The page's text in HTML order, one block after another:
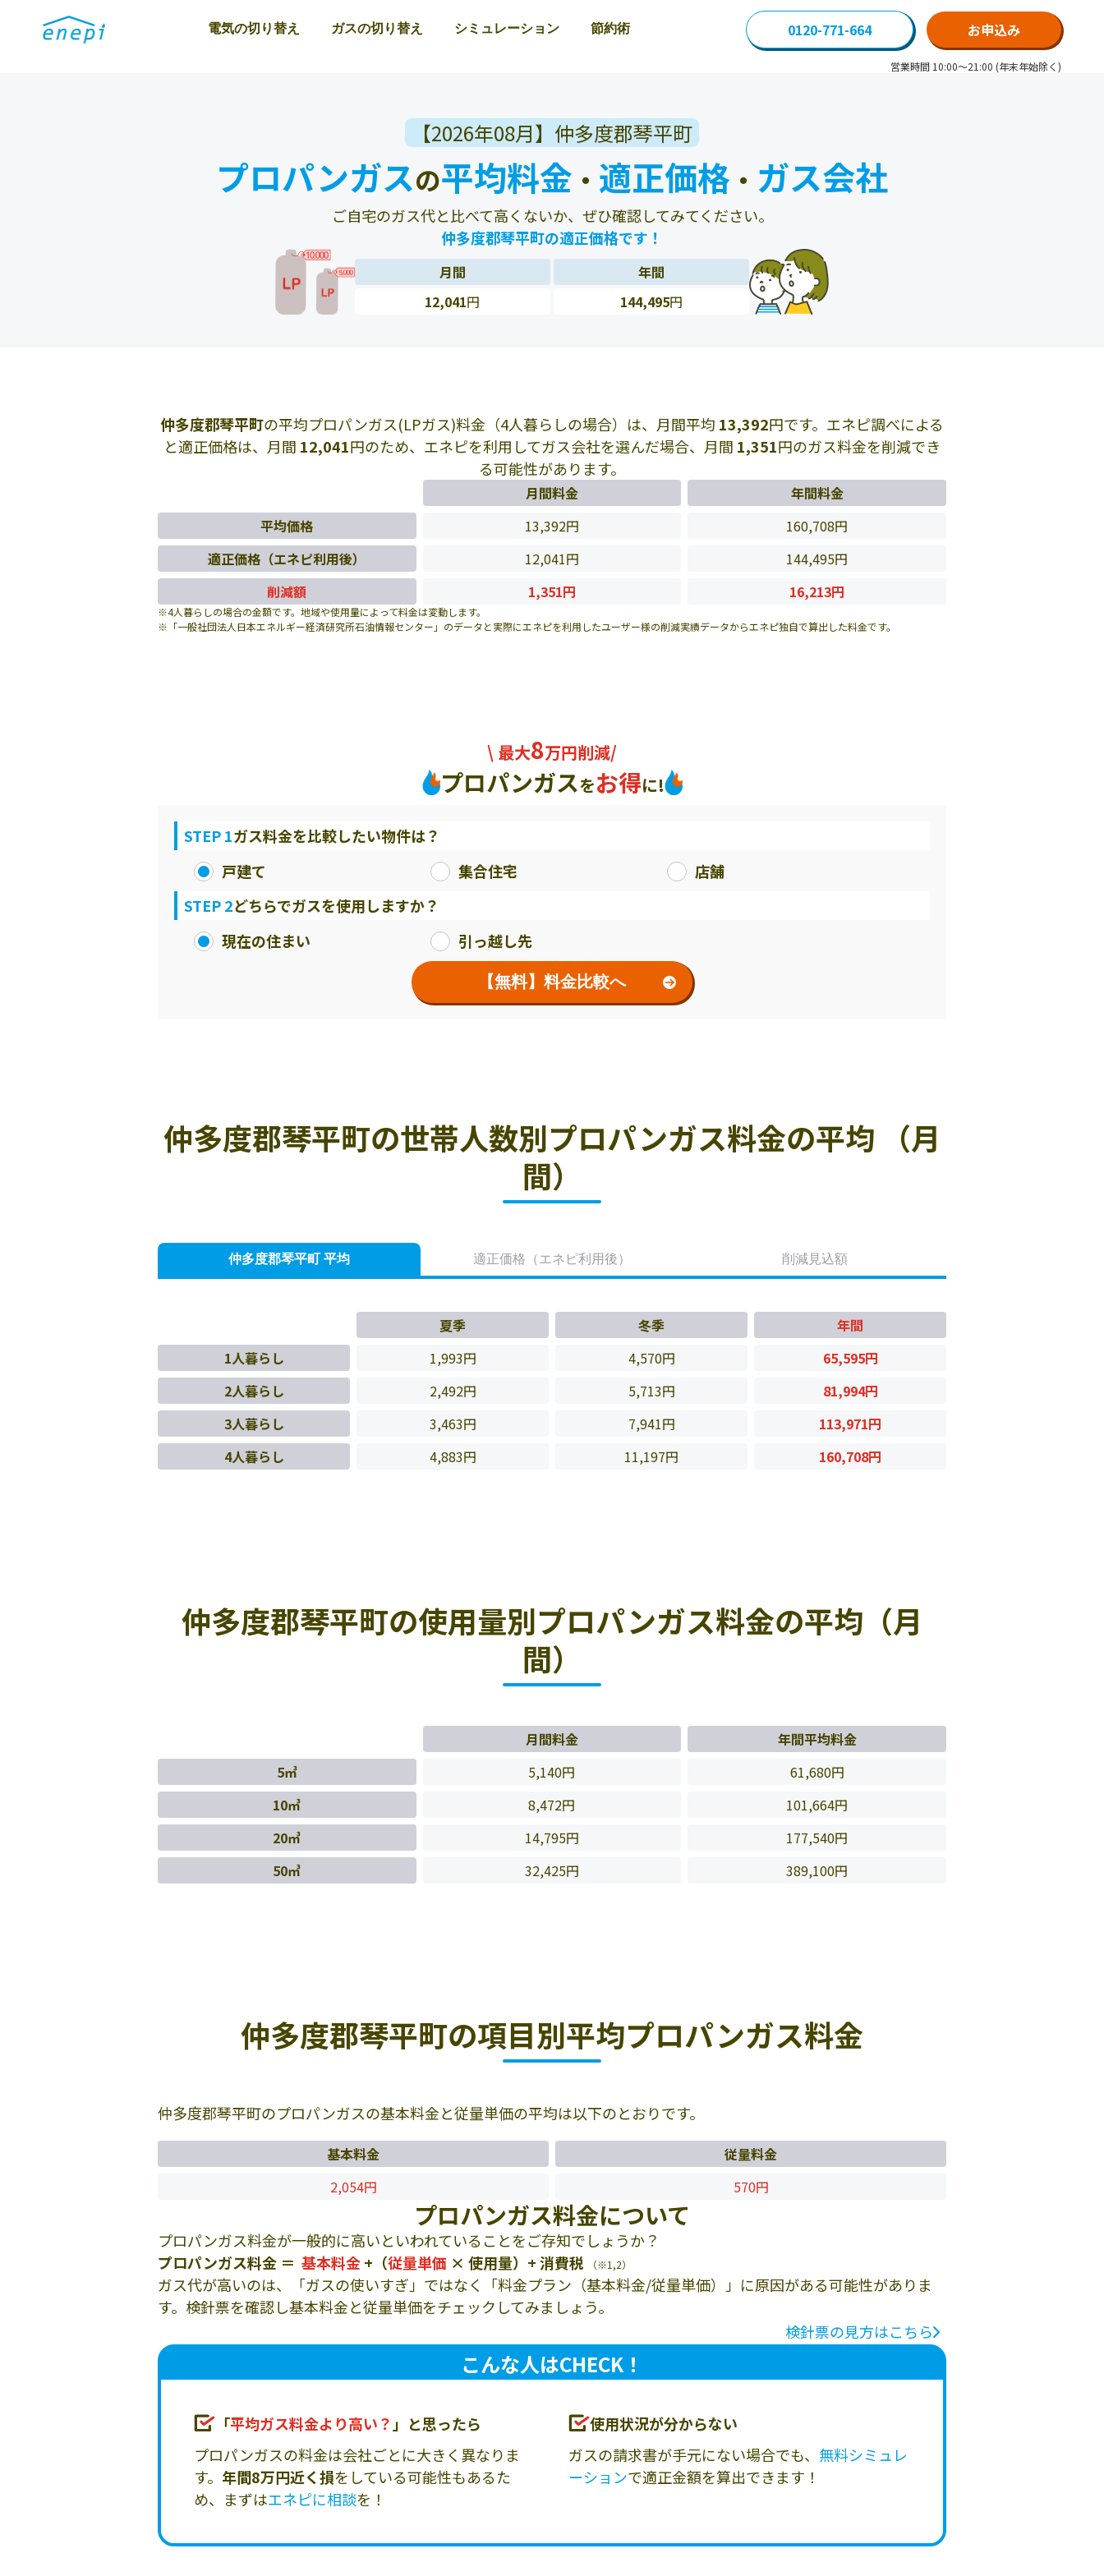
電気の切り替え ガスの切り替え シミュレーション 節約術 0120-771-664 お申込み
営業時間 10:00～21:00 (年末年始除く)
【2026年08月】仲多度郡琴平町
プロパンガスの平均料金 ・ 適正価格 ・ ガス会社
ご自宅のガス代と比べて高くないか、ぜひ確認してみてください。
仲多度郡琴平町の適正価格です！
月間
年間
12,041円 144,495円
仲多度郡琴平町の平均プロパンガス(LPガス)料金（4人暮らしの場合）は、月間平均 13,392円です。エネピ調べによる
と適正価格は、月間 12,041円のため、エネピを利用してガス会社を選んだ場合、月間 1,351円のガス料金を削減でき
る可能性があります。
月間料金
年間料金
平均価格
13,392円
160,708円
適正価格（エネピ利用後）
12,041円
144,495円
削減額
1,351円 16,213円
※4人暮らしの場合の金額です。地域や使用量によって料金は変動します。
※「一般社団法人日本エネルギー経済研究所石油情報センター」のデータと実際にエネピを利用したユーザー様の削減実績データからエネピ独自で算出した料金です。
\ 最大8万円削減/
プロパンガスをお得に!
STEP 1ガス料金を比較したい物件は？
戸建て
集合住宅
店舗
STEP 2どちらでガスを使用しますか？
現在の住まい
引っ越し先
【無料】料金比較へ
仲多度郡琴平町の世帯人数別プロパンガス料金の平均 （月
間）
仲多度郡琴平町 平均 適正価格 （エネピ利用後） 削減見込額
夏季 冬季
年間
1人暮らし
1,993円 4,570円
65,595円
2人暮らし
2,492円 5,713円
81,994円
3人暮らし
3,463円 7,941円
113,971円
4人暮らし
4,883円 11,197円 160,708円
仲多度郡琴平町の使用量別プロパンガス料金の平均（月
間）
月間料金
年間平均料金
5㎥
5,140円
61,680円
10㎥
8,472円
101,664円
20㎥
14,795円
177,540円
50㎥
32,425円 389,100円
仲多度郡琴平町の項目別平均プロパンガス料金
仲多度郡琴平町のプロパンガスの基本料金と従量単価の平均は以下のとおりです。
基本料金
従量料金
2,054円
570円
プロパンガス料金について
プロパンガス料金が一般的に高いといわれていることをご存知でしょうか？
プロパンガス料金 ＝ 基本料金+（従量単価 × 使用量）+ 消費税 （※1,2）
ガス代が高いのは、「ガスの使いすぎ」ではなく「料金プラン（基本料金/従量単価）」に原因がある可能性がありま
す。検針票を確認し基本料金と従量単価をチェックしてみましょう。
検針票の見方はこちら
こんな人はCHECK！
「平均ガス料金より高い？ 」と思ったら
プロパンガスの料金は会社ごとに大きく異なりま
す。 年間8万円近く損をしている可能性もあるた
め、まずはエネピに相談を！
使用状況が分からない
ガスの請求書が手元にない場合でも、 無料シミュレ
ーションで適正金額を算出できます！